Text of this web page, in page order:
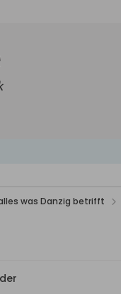
was Danzig betrifft